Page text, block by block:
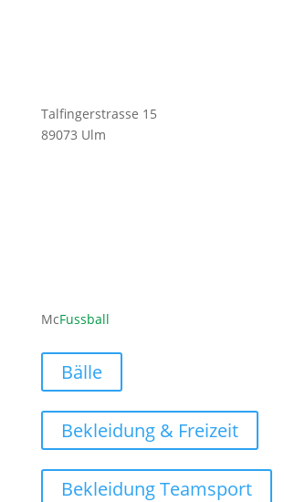
Talfingerstrasse 15
89073 Ulm
McFussball
Bälle
Bekleidung & Freizeit
Bekleidung Teamsport